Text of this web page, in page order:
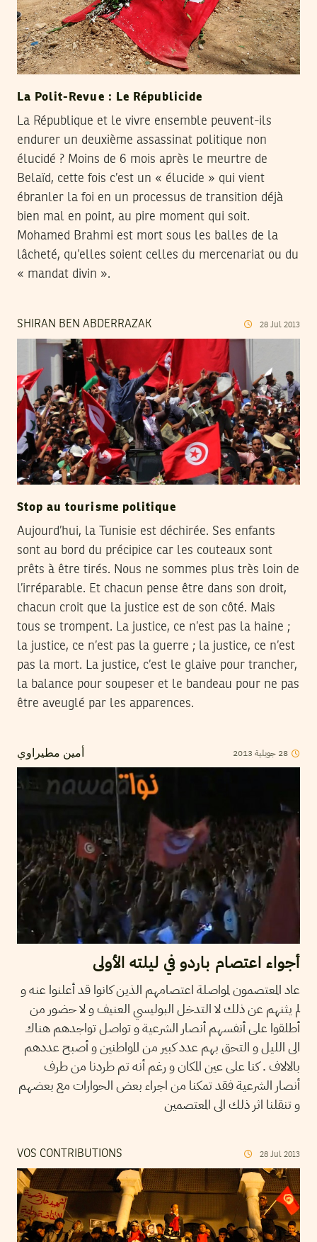
La Polit-Revue : Le Républicide
La République et le vivre ensemble peuvent-ils
endurer un deuxième assassinat politique non
élucidé ? Moins de 6 mois après le meurtre de
Belaïd, cette fois c’est un « élucide » qui vient
ébranler la foi en un processus de transition déjà
bien mal en point, au pire moment qui soit.
Mohamed Brahmi est mort sous les balles de la
lâcheté, qu’elles soient celles du mercenariat ou du
« mandat divin ».
SHIRAN BEN ABDERRAZAK 28 Jul 2013
Stop au tourisme politique
Aujourd’hui, la Tunisie est déchirée. Ses enfants
sont au bord du précipice car les couteaux sont
prêts à être tirés. Nous ne sommes plus très loin de
l’irréparable. Et chacun pense être dans son droit,
chacun croit que la justice est de son côté. Mais
tous se trompent. La justice, ce n’est pas la haine ;
la justice, ce n’est pas la guerre ; la justice, ce n’est
pas la mort. La justice, c’est le glaive pour trancher,
la balance pour soupeser et le bandeau pour ne pas
être aveuglé par les apparences.
أمين مطيراوي 28 جويلية 2013
أجواء اعتصام باردو في ليلته الأولى
عاد المعتصمون لمواصلة اعتصامهم الذين كانوا قد أعلنوا عنه و
لم يثنهم عن ذلك لا التدخل البوليسي العنيف و لا حضور من
أطلقوا على أنفسهم أنصار الشرعية و تواصل تواجدهم هناك
الى الليل و التحق بهم عدد كبير من المواطنين و أصبح عددهم
بالالاف . كنا على عين المكان و رغم أنه تم طردنا من طرف
أنصار الشرعية فقد تمكنا من اجراء بعض الحوارات مع بعضهم
و تنقلنا اثر ذلك الى المعتصمين
VOS CONTRIBUTIONS 28 Jul 2013